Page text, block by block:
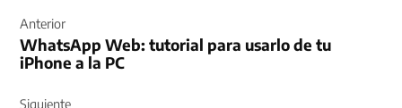
de
entradas
Anterior
WhatsApp Web: tutorial para usarlo de tu
iPhone a la PC
Siguiente